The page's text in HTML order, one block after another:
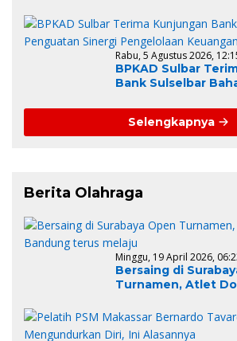
Lelang dan
Rabu, 5 Agustus 2026,
BPKAD Sulbar
Bank Sulselbar
Daerah
Selengkapnya
Berita Olahraga
Minggu, 19 April 2026,
Bersaing di
Turnamen, Atlet